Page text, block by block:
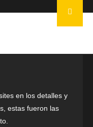
en los detalles y
estas fueron las